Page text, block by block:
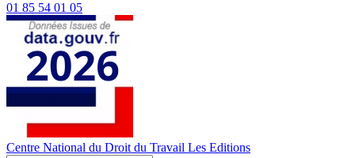
01 85 54 01 05
Centre National du Droit du Travail Les Editions